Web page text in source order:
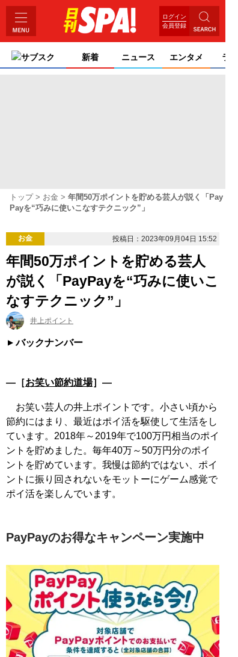
ログイン
会員登録
サブスク 新着 ニュース エンタメ ライ
トップ お金
年間50万ポイントを貯める芸人が説く「Pay
Payを“巧みに使いこなすテクニック”」
お金 投稿日：2023年09月04日 15:52
年間50万ポイントを貯める芸人
が説く「PayPayを“巧みに使いこ
なすテクニック”」
井上ポイント
バックナンバー
―［お笑い節約道場］―
お笑い芸人の井上ポイントです。小さい頃から
節約にはまり、最近はポイ活を駆使して生活をし
ています。2018年～2019年で100万円相当のポイ
ントを貯めました。毎年40万～50万円分のポイ
ントを貯めています。我慢は節約ではない、ポイ
ントに振り回されないをモットーにゲーム感覚で
ポイ活を楽しんでいます。
PayPayのお得なキャンペーン実施中